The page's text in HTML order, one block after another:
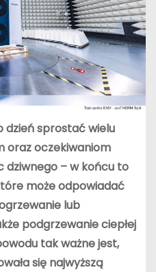
dzień sprostać wielu
oraz oczekiwaniom
dziwnego – w końcu to
może odpowiadać
lub
podgrzewanie ciepłej
tak ważne jest,
się najwyższą